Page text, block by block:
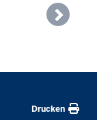
Drucken